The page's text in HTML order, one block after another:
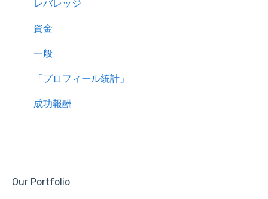
レバレッジ
資金
一般
「プロフィール統計」
成功報酬
Our Portfolio